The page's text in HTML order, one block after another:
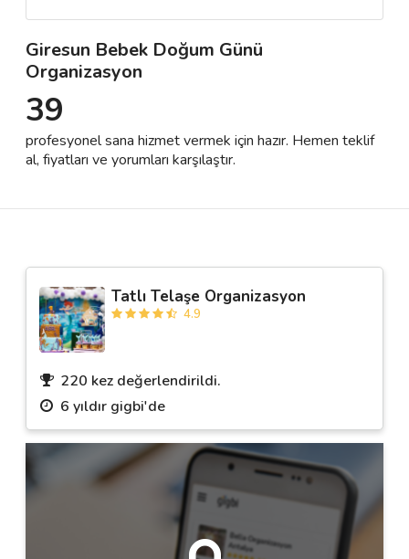
🌟 Müşteri Değerlendirmeleri
Destek
Kariyer
Blog
Giresun Bebek Doğum Günü
Organizasyon
39
profesyonel sana hizmet vermek için hazır. Hemen teklif
al, fiyatları ve yorumları karşılaştır.
Tatlı Telaşe Organizasyon
4.9
220 kez değerlendirildi.
6 yıldır gigbi'de